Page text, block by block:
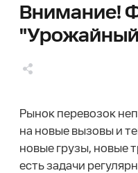
Внимание!
Рынок перевозок
на новые вызовы и
новые грузы, новые
есть задачи